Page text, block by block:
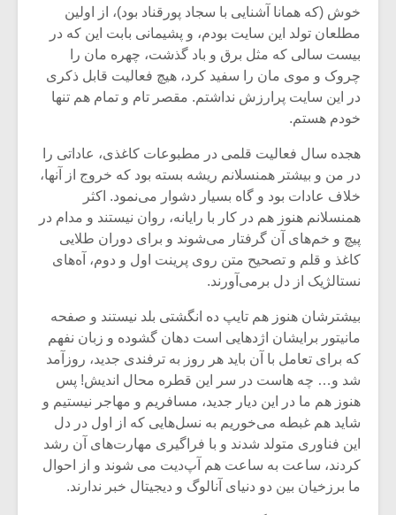
خوش (که همانا آشنایی با سجاد پورقناد بود)، از اولین
مطلعان تولد این سایت بودم، و پشیمانی بابت این که در
بیست سالی که مثل برق و باد گذشت، چهره مان را
چروک و موی مان را سفید کرد، هیچ فعالیت قابل ذکری
در این سایت پرارزش نداشتم. مقصر تام و تمام هم تنها
خودم هستم.
هجده سال فعالیت قلمی در مطبوعات کاغذی، عاداتی را
در من و بیشتر همنسلانم ریشه بسته بود که خروج از آنها،
خلاف عادات بود و گاه بسیار دشوار می‌نمود. اکثر
همنسلانم هنوز هم در کار با رایانه، روان نیستند و مدام در
پیچ و خم‌های آن گرفتار می‌شوند و برای دوران طلایی
کاغذ و قلم و تصحیح متن روی پرینت اول و دوم، آه‌های
نستالژیک از دل برمی‌آورند.
بیشترشان هنوز هم تایپ ده انگشتی بلد نیستند و صفحه
مانیتور برایشان اژدهایی است دهان گشوده و زبان نفهم
که برای تعامل با آن باید هر روز به ترفندی جدید، روزآمد
شد و… چه هاست در سر این قطره محال اندیش! پس
هنوز هم ما در این دیار جدید، مسافریم و مهاجر نیستیم و
شاید هم غبطه می‌خوریم به نسل‌هایی که از اول در دل
این فناوری متولد شدند و با فراگیری مهارت‌های آن رشد
کردند، ساعت به ساعت هم آپ‌دیت می شوند و از احوال
ما برزخیان بین دو دنیای آنالوگ و دیجیتال خبر ندارند.
میکلوش روژا
یادداشتی بر موسیقی
متن فیلم «متری
دوره